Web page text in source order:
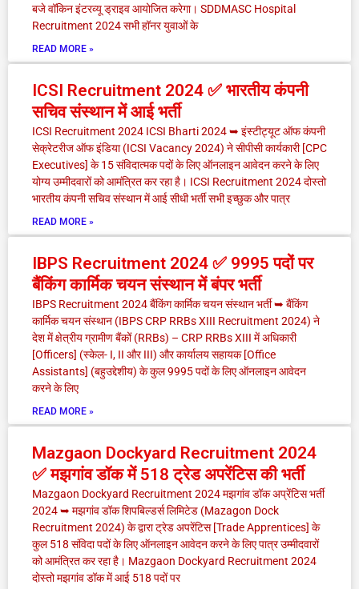
बजे वॉकिन इंटरव्यू ड्राइव आयोजित करेगा। SDDMASC Hospital
Recruitment 2024 सभी हॉनर युवाओं के
READ MORE »
ICSI Recruitment 2024 ✅ भारतीय कंपनी
सचिव संस्थान में आई भर्ती
ICSI Recruitment 2024 ICSI Bharti 2024 ➥ इंस्टीट्यूट ऑफ कंपनी
सेक्रेटरीज ऑफ इंडिया (ICSI Vacancy 2024) ने सीपीसी कार्यकारी [CPC
Executives] के 15 संविदात्मक पदों के लिए ऑनलाइन आवेदन करने के लिए
योग्य उम्मीदवारों को आमंत्रित कर रहा है। ICSI Recruitment 2024 दोस्तो
भारतीय कंपनी सचिव संस्थान में आई सीधी भर्ती सभी इच्छुक और पात्र
READ MORE »
IBPS Recruitment 2024 ✅ 9995 पदों पर
बैंकिंग कार्मिक चयन संस्थान में बंपर भर्ती
IBPS Recruitment 2024 बैंकिंग कार्मिक चयन संस्थान भर्ती ➥ बैंकिंग
कार्मिक चयन संस्थान (IBPS CRP RRBs XIII Recruitment 2024) ने
देश में क्षेत्रीय ग्रामीण बैंकों (RRBs) – CRP RRBs XIII में अधिकारी
[Officers] (स्केल- I, II और III) और कार्यालय सहायक [Office
Assistants] (बहुउद्देशीय) के कुल 9995 पदों के लिए ऑनलाइन आवेदन
करने के लिए
READ MORE »
Mazgaon Dockyard Recruitment 2024
✅ मझगांव डॉक में 518 ट्रेड अपरेंटिस की भर्ती
Mazgaon Dockyard Recruitment 2024 मझगांव डॉक अप्रेंटिस भर्ती
2024 ➥ मझगांव डॉक शिपबिल्डर्स लिमिटेड (Mazagon Dock
Recruitment 2024) के द्वारा ट्रेड अपरेंटिस [Trade Apprentices] के
कुल 518 संविदा पदों के लिए ऑनलाइन आवेदन करने के लिए पात्र उम्मीदवारों
को आमंत्रित कर रहा है। Mazgaon Dockyard Recruitment 2024
दोस्तो मझगांव डॉक में आई 518 पदों पर